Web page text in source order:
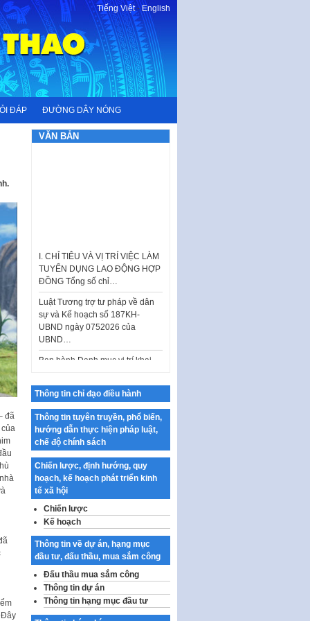
Tiếng Việt-English
ĐÁP ĐƯỜNG DÂY NÓNG
đã
Đây
VĂN BẢN
ĐỒNG Tổng số chỉ…
Luật Tương trợ tư pháp về dân
sự và Kế hoạch số 187KH-
UBND ngày 0752026 của
UBND…
Ban hành Danh mục vị trí khai
thác quảng cáo trên địa bàn
thành phố Hà Nội
chính luận về bảo vệ nền tảng tư
tưởng của Đảng…
Công bố công khai dự toán kinh
phí xây dựng pháp luật, hoàn
thiện thể chế, chính…
Quy định về nghiên cứu, ứng
dụng khoa học, công nghệ, đổi
mới sáng tạo và chuyển…
Quy định chi tiết và hướng dẫn
thi hành một số điều của Luật Lý
lịch tư…
Sửa đổi, bổ sung một số nội
dung tại Nghị quyết số 30/NQ-
CP ngày 24 tháng 02…
Ban hành Chương trình hành
động của Chính phủ thực hiện
Thông tin chỉ đạo điều hành
Thông tin tuyên truyền, phổ biến,
hướng dẫn thực hiện pháp luật,
chế độ chính sách
Chiến lược, định hướng, quy
hoạch, kế hoạch phát triển kinh
tế xã hội
Chiến lược
Kế hoạch
Thông tin về dự án, hạng mục
đầu tư, đấu thầu, mua sắm công
Đấu thầu mua sắm công
Thông tin dự án
Thông tin hạng mục đầu tư